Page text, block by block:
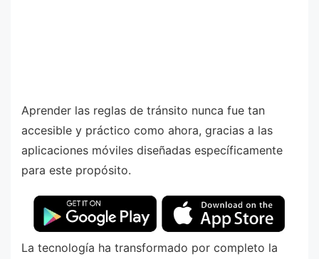
Aprender las reglas de tránsito nunca fue tan
accesible y práctico como ahora, gracias a las
aplicaciones móviles diseñadas específicamente
para este propósito.
La tecnología ha transformado por completo la